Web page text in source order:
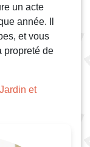
un acte
année. Il
et vous
propreté de
Jardin et